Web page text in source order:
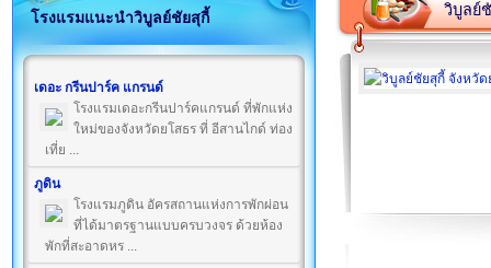
โรงแรมแนะนำวิบูลย์ชัยสุกี้
เดอะ กรีนปาร์ค แกรนด์
โรงแรมเดอะกรีนปาร์คแกรนด์ ที่พักแห่ง
ใหม่ของจังหวัดยโสธร ที่ อีสานไกด์ ท่อง
เที่ย ...
ภูดิน
โรงแรมภูดิน อัครสถานแห่งการพักผ่อน
ที่ได้มาตรฐานแบบครบวงจร ด้วยห้อง
พักที่สะอาดหร ...
วิบูลย์